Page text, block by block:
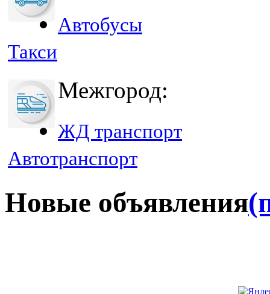
Автобусы
Такси
Межгород:
ЖД транспорт
Автотранспорт
Новые объявления